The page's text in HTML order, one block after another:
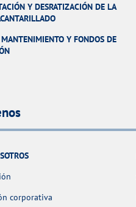
Y DESRATIZACIÓN DE LA
MANTENIMIENTO Y FONDOS DE
corporativa